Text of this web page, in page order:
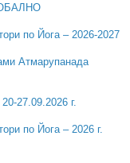
по Йога – 2026-2027
Атмарупанада
27.09.2026 г.
по Йога – 2026 г.